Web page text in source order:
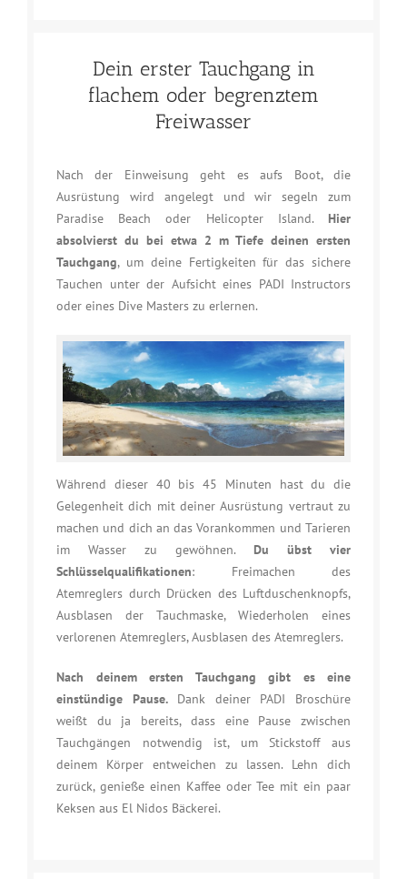
Dein erster Tauchgang in
flachem oder begrenztem
Freiwasser
Nach der Einweisung geht es aufs Boot, die
Ausrüstung wird angelegt und wir segeln zum
Paradise Beach oder Helicopter Island. Hier
absolvierst du bei etwa 2 m Tiefe deinen ersten
Tauchgang, um deine Fertigkeiten für das sichere
Tauchen unter der Aufsicht eines PADI Instructors
oder eines Dive Masters zu erlernen.
Während dieser 40 bis 45 Minuten hast du die
Gelegenheit dich mit deiner Ausrüstung vertraut zu
machen und dich an das Vorankommen und Tarieren
im Wasser zu gewöhnen. Du übst vier
Schlüsselqualifikationen: Freimachen des
Atemreglers durch Drücken des Luftduschenknopfs,
Ausblasen der Tauchmaske, Wiederholen eines
verlorenen Atemreglers, Ausblasen des Atemreglers.
Nach deinem ersten Tauchgang gibt es eine
einstündige Pause.Dank deiner PADI Broschüre
weißt du ja bereits, dass eine Pause zwischen
Tauchgängen notwendig ist, um Stickstoff aus
deinem Körper entweichen zu lassen. Lehn dich
zurück, genieße einen Kaffee oder Tee mit ein paar
Keksen aus El Nidos Bäckerei.